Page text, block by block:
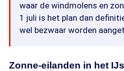
waar de windmolens en
1 juli is het plan dan
wel bezwaar worden
Zonne-eilanden in het